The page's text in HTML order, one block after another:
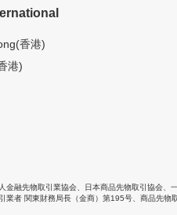
香港)
港)
金融先物取引業協会 日本商品先物取引協会
業者 関東財務局長（金商）第195号、商品先物